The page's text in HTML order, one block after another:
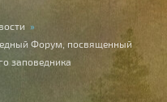
»
Форум, посвященный
заповедника